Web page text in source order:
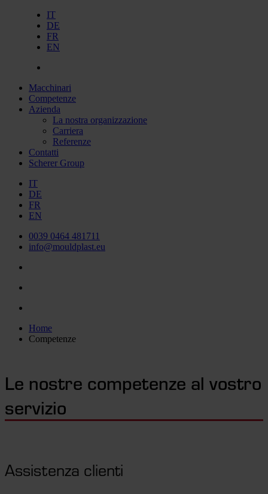
IT
DE
FR
EN
Macchinari
Competenze
Azienda
La nostra organizzazione
Carriera
Referenze
Contatti
Scherer Group
IT
DE
FR
EN
0039 0464 481711
info@mouldplast.eu
Home
Competenze
Le nostre competenze al vostro
servizio
Assistenza clienti